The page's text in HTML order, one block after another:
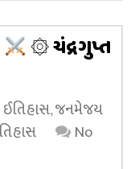
۞ ચંદ્રગુપ્ત
ઈતિહાસ,જનમેજય
No